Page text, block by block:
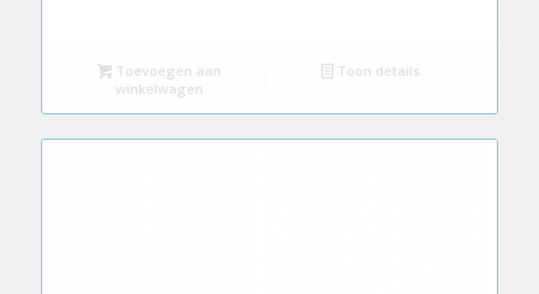
Toevoegen aan
winkelwagen
Toon details